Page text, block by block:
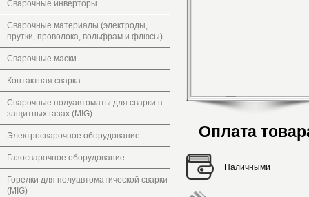
Сварочные инверторы
Сварочные материалы (электроды,
прутки, проволока, вольфрам и флюсы)
Сварочные маски
Контактная сварка
Сварочные полуавтоматы для сварки в
защитных газах (MIG)
Электросварочное оборудование
Газосварочное оборудование
Горелки для полуавтоматической сварки
(MIG)
Оплата
Наличными